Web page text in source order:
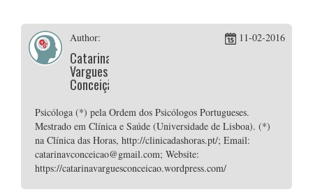
Author:
Catarina
Vargues
Conceição
11-02-2016
Psicóloga (*) pela Ordem dos Psicólogos Portugueses.
Mestrado em Clínica e Saúde (Universidade de Lisboa). (*)
na Clínica das Horas, http://clinicadashoras.pt/; Email:
catarinavconceicao@gmail.com; Website:
https://catarinavarguesconceicao.wordpress.com/